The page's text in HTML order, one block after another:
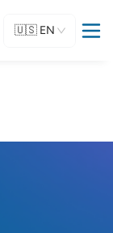
🇺🇸 EN